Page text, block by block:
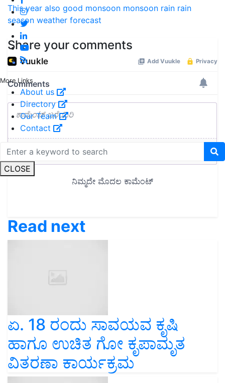
More Links
About us
Directory
Our Team
Contact
CLOSE
This year also good monsoon monsoon rain rain
season weather forecast
Share your comments
Read next
ಏ. 18 ರಂದು ಸಾವಯವ ಕೃಷಿ
ಹಾಗೂ ಉಚಿತ ಗೋ ಕೃಪಾಮೃತ
ವಿತರಣಾ ಕಾರ್ಯಕ್ರಮ